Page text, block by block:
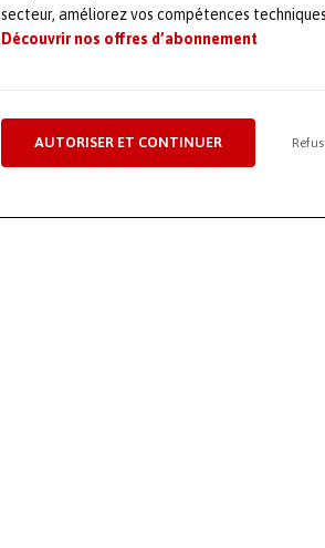
secteur, améliorez vos compétences
Découvrir nos offres d’abonnement
AUTORISER ET CONTINUER